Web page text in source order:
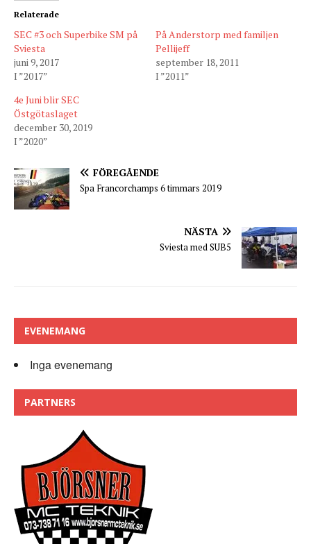
Relaterade
SEC #3 och Superbike SM på
Sviesta
juni 9, 2017
I ”2017”
På Anderstorp med familjen
Pellijeff
september 18, 2011
I ”2011”
4e Juni blir SEC
Östgötaslaget
december 30, 2019
I ”2020”
FÖREGÅENDE
Spa Francorchamps 6 timmars 2019
NÄSTA
Sviesta med SUB5
EVENEMANG
Inga evenemang
PARTNERS